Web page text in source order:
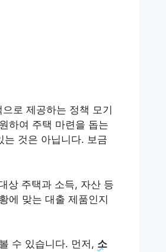
로 제공하는 정책 모기
하여 주택 마련을 돕는
는 것은 아닙니다. 보금
상 주택과 소득, 자산 등
에 맞는 대출 제품인지
수 있습니다. 먼저, 소